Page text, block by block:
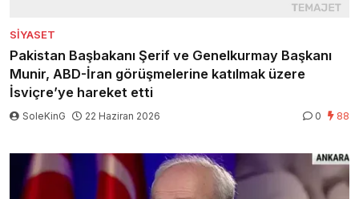
SIYASET
Pakistan Başbakanı Şerif ve Genelkurmay Başkanı
Munir, ABD-İran görüşmelerine katılmak üzere
İsviçre’ye hareket etti
SoleKinG 22 Haziran 2026 0 88